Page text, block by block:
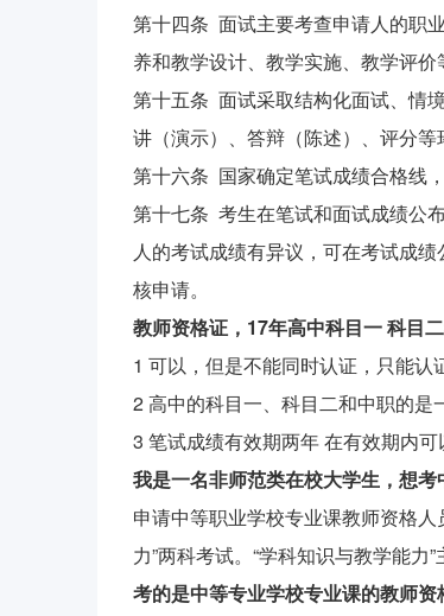
第十四条 面试主要考查申请人的职
养和教学设计、教学实施、教学评价
第十五条 面试采取结构化面试、情
讲（演示）、答辩（陈述）、评分等
第十六条 国家确定笔试成绩合格线
第十七条 考生在笔试和面试成绩公
人的考试成绩有异议，可在考试成
核申请。
教师资格证，17年高中科目一 科目
1 可以，但是不能同时认证，只能认
2 高中的科目一、科目二和中职的是
3 笔试成绩有效期两年 在有效期内可
我是一名非师范类在校大学生，想
申请中等职业学校专业课教师资格
力”两科考试。“学科知识与教学能力”
考的是中等专业学校专业课的教师